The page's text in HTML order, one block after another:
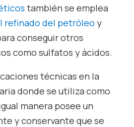
también se emplea
refinado del petróleo y
conseguir otros
como sulfatos y ácidos.
técnicas en la
donde se utiliza como
manera posee un
y conservante que se